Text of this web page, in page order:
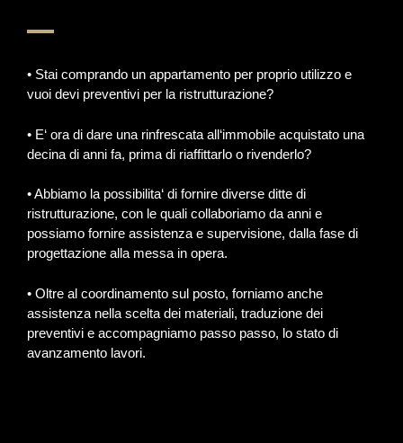
• Stai comprando un appartamento per proprio utilizzo e
vuoi devi preventivi per la ristrutturazione?
• E‘ ora di dare una rinfrescata all‘immobile acquistato una
decina di anni fa, prima di riaffittarlo o rivenderlo?
• Abbiamo la possibilita‘ di fornire diverse ditte di
ristrutturazione, con le quali collaboriamo da anni e
possiamo fornire assistenza e supervisione, dalla fase di
progettazione alla messa in opera.
• Oltre al coordinamento sul posto, forniamo anche
assistenza nella scelta dei materiali, traduzione dei
preventivi e accompagniamo passo passo, lo stato di
avanzamento lavori.